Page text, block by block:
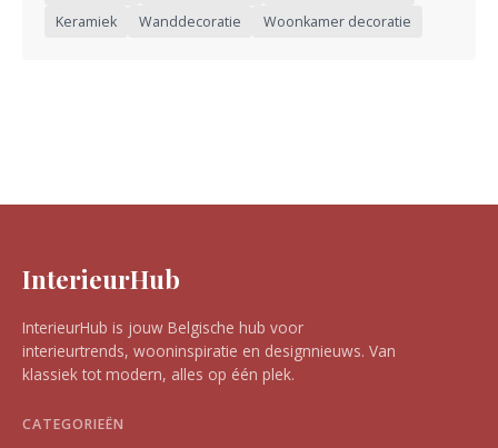
Keramiek
Wanddecoratie Woonkamer decoratie
InterieurHub
InterieurHub is jouw Belgische hub voor
interieurtrends, wooninspiratie en designnieuws. Van
klassiek tot modern, alles op één plek.
CATEGORIEËN